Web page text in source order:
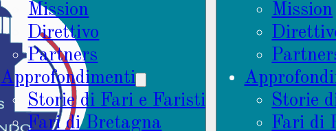
Mission
Direttivo
Partners
Approfondimenti
Storie di Fari e Faristi
Fari di Bretagna
Mission
Storie
Fari di